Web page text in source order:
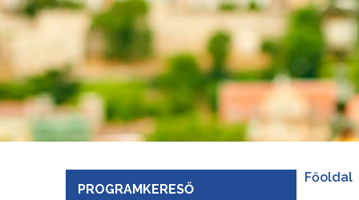
PROGRAMKERESŐ
Főoldal